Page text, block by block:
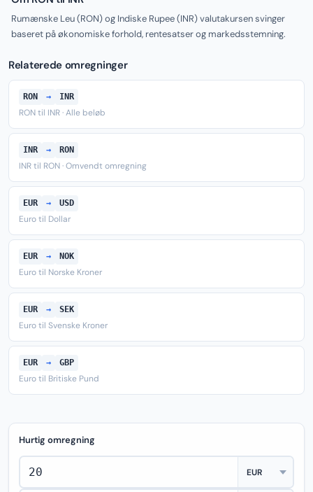
Rumænske Leu (RON) og Indiske Rupee (INR) valutakursen svinger
baseret på økonomiske forhold, rentesatser og markedsstemning.
Relaterede omregninger
RON → INR
RON til INR · Alle beløb
INR → RON
INR til RON · Omvendt omregning
EUR → USD
Euro til Dollar
EUR → NOK
Euro til Norske Kroner
EUR → SEK
Euro til Svenske Kroner
EUR → GBP
Euro til Britiske Pund
Hurtig omregning